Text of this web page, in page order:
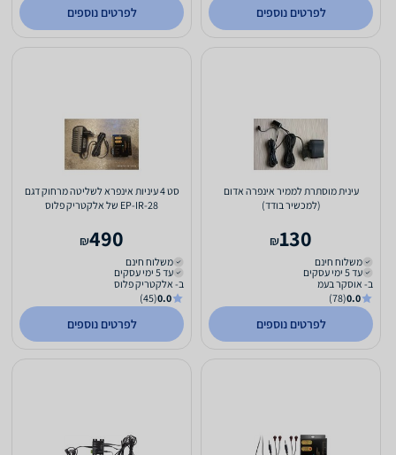
לפרטים נוספים לפרטים נוספים
עינית מוסתרת לממיר אינפרה אדום
(למכשיר בודד)
130
₪
משלוח חינם
עד 5 ימי עסקים
ב- אוסקר בעמ
0.0
(78)
לפרטים נוספים
סט 4 עיניות אינפרא לשליטה מרחוק דגם
EP-IR-28 של אלקטריק פלוס
490
₪
משלוח חינם
עד 5 ימי עסקים
ב- אלקטריק פלוס
0.0
(45)
לפרטים נוספים